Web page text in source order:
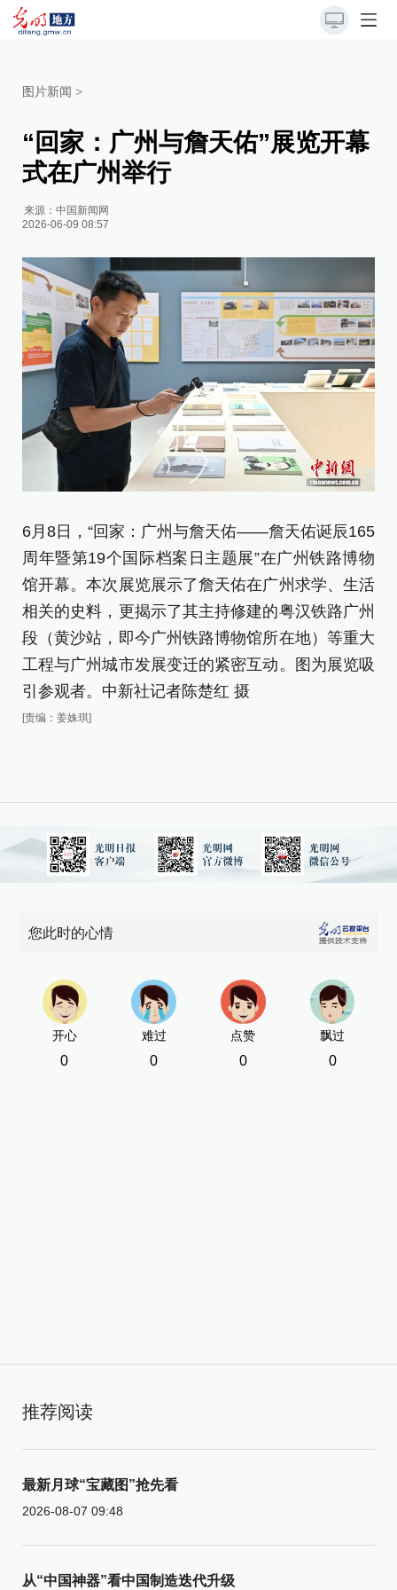
图片新闻 >
“回家：广州与詹天佑”展览开幕
式在广州举行
来源：中国新闻网
2026-06-09 08:57
6月8日，“回家：广州与詹天佑——詹天佑诞辰165
周年暨第19个国际档案日主题展”在广州铁路博物
馆开幕。本次展览展示了詹天佑在广州求学、生活
相关的史料，更揭示了其主持修建的粤汉铁路广州
段（黄沙站，即今广州铁路博物馆所在地）等重大
工程与广州城市发展变迁的紧密互动。图为展览吸
引参观者。中新社记者陈楚红 摄
[责编：姜姝琪]
您此时的心情
开心
0
难过
0
点赞
0
飘过
0
推荐阅读
最新月球“宝藏图”抢先看
2026-08-07 09:48
从“中国神器”看中国制造迭代升级